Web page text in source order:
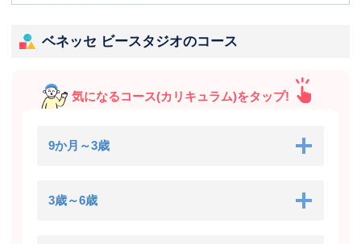
ベネッセ ビースタジオのコース
気になるコース(カリキュラム)をタップ!
9か月～3歳
3歳～6歳